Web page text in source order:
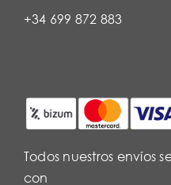
+34 699 872 883
Todos nuestros envíos
con